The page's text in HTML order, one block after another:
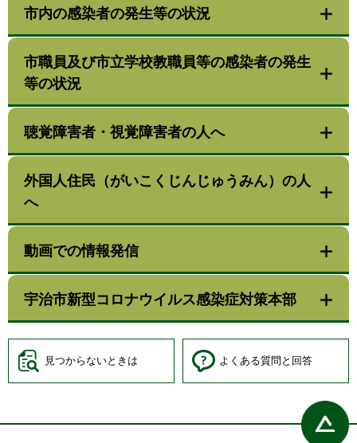
市内の感染者の発生等の状況
市職員及び市立学校教職員等の感染者の発生
等の状況
聴覚障害者・視覚障害者の人へ
外国人住民（がいこくじんじゅうみん）の人
へ
動画での情報発信
宇治市新型コロナウイルス感染症対策本部
見つからないときは よくある質問と回答